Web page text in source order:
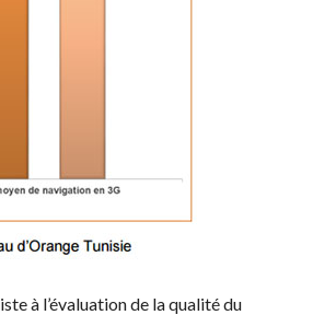
à l’évaluation de la qualité du